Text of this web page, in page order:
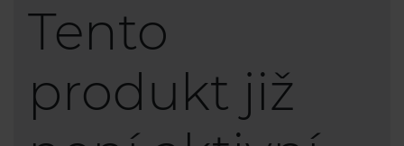
Tento
produkt již